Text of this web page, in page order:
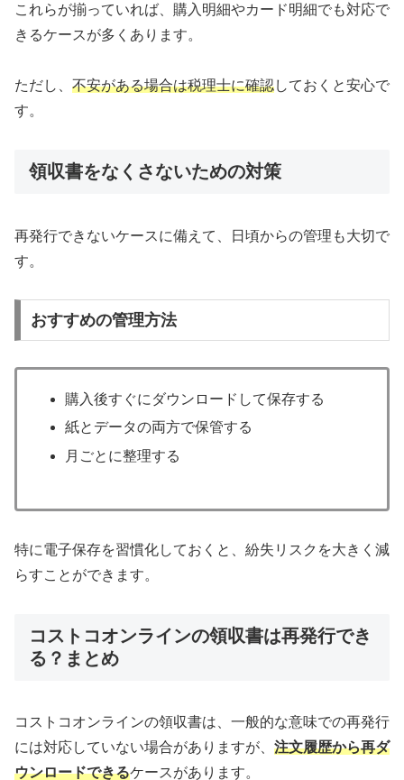
これらが揃っていれば、購入明細やカード明細でも対応で
きるケースが多くあります。
ただし、 不安がある場合は税理士に確認しておくと安心で
す。
領収書をなくさないための対策
再発行できないケースに備えて、日頃からの管理も大切で
す。
おすすめの管理方法
購入後すぐにダウンロードして保存する
紙とデータの両方で保管する
月ごとに整理する
特に電子保存を習慣化しておくと、紛失リスクを大きく減
らすことができます。
コストコオンラインの領収書は再発行でき
る？まとめ
コストコオンラインの領収書は、一般的な意味での再発行
には対応していない場合がありますが、 注文履歴から再ダ
ウンロードできるケースがあります。